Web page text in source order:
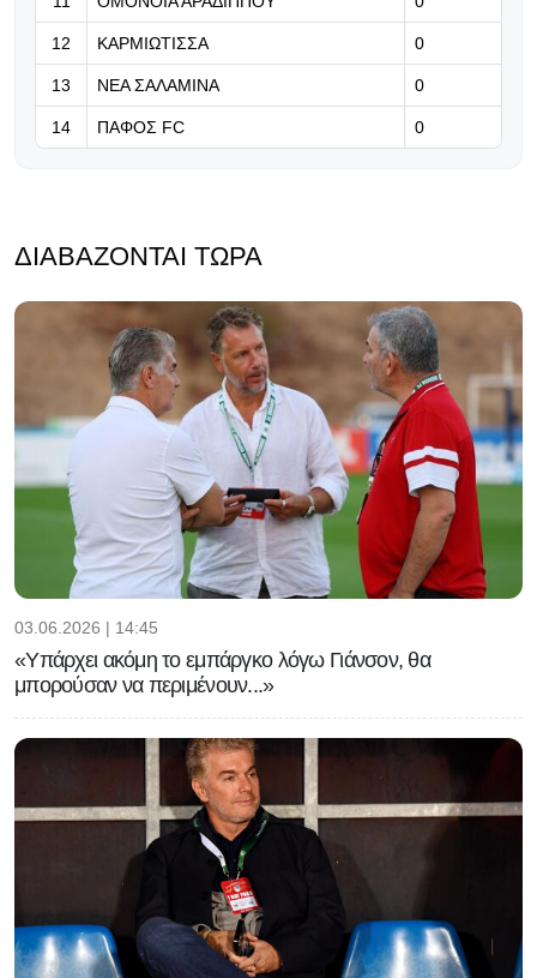
12 ΚΑΡΜΙΩΤΙΣΣΑ 0
13 ΝΕΑ ΣΑΛΑΜΙΝΑ 0
14 ΠΑΦΟΣ FC 0
ΔΙΑΒΆΖΟΝΤΑΙ ΤΏΡΑ
03.06.2026 | 14:45
«Υπάρχει ακόμη το εμπάργκο λόγω Γιάνσον, θα
μπορούσαν να περιμένουν...»